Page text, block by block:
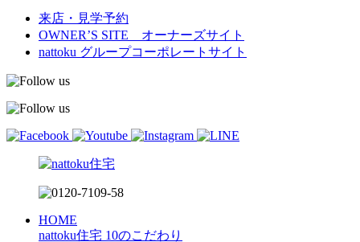
来店・見学予約
OWNER’S SITE オーナーズサイト
nattoku グループコーポレートサイト
HOME
nattoku住宅 10のこだわり